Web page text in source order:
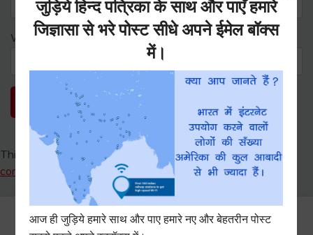
Website
This site uses Akismet to reduce spam.Learn how your
comment data is processed.
Search